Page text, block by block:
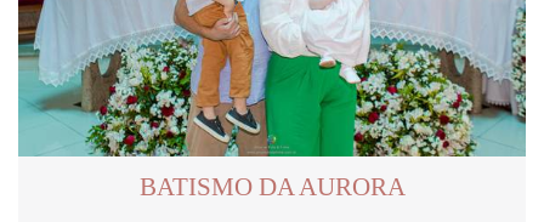
BATISMO DA AURORA